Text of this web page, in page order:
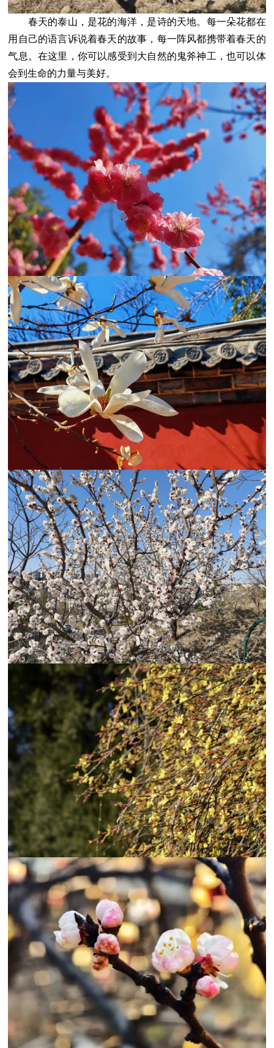
春天的泰山，是花的海洋，是诗的天地。每一朵花都在
用自己的语言诉说着春天的故事，每一阵风都携带着春天的
气息。在这里，你可以感受到大自然的鬼斧神工，也可以体
会到生命的力量与美好。